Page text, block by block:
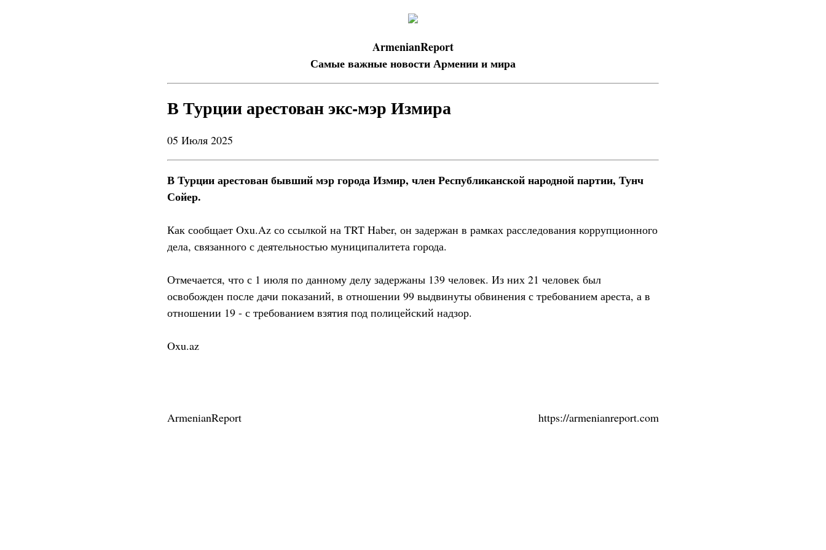
ArmenianReport
Самые важные новости Армении и мира
В Турции арестован экс-мэр Измира
05 Июля 2025
В Турции арестован бывший мэр города Измир, член Республиканской народной партии, Тунч
Сойер.
Как сообщает Oxu.Az со ссылкой на TRT Haber, он задержан в рамках расследования коррупционного
дела, связанного с деятельностью муниципалитета города.
Отмечается, что с 1 июля по данному делу задержаны 139 человек. Из них 21 человек был
освобожден после дачи показаний, в отношении 99 выдвинуты обвинения с требованием ареста, а в
отношении 19 - с требованием взятия под полицейский надзор.
Oxu.az
ArmenianReport https://armenianreport.com